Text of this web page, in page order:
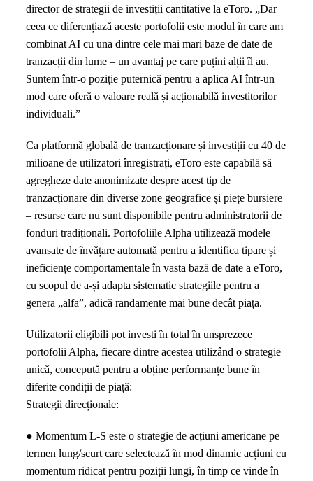
director de strategii de investiții cantitative la eToro. „Dar
ceea ce diferențiază aceste portofolii este modul în care am
combinat AI cu una dintre cele mai mari baze de date de
tranzacții din lume – un avantaj pe care puțini alții îl au.
Suntem într-o poziție puternică pentru a aplica AI într-un
mod care oferă o valoare reală și acționabilă investitorilor
individuali.”
Ca platformă globală de tranzacționare și investiții cu 40 de
milioane de utilizatori înregistrați, eToro este capabilă să
agregheze date anonimizate despre acest tip de
tranzacționare din diverse zone geografice și piețe bursiere
– resurse care nu sunt disponibile pentru administratorii de
fonduri tradiționali. Portofoliile Alpha utilizează modele
avansate de învățare automată pentru a identifica tipare și
ineficiențe comportamentale în vasta bază de date a eToro,
cu scopul de a-și adapta sistematic strategiile pentru a
genera „alfa”, adică randamente mai bune decât piața.
Utilizatorii eligibili pot investi în total în unsprezece
portofolii Alpha, fiecare dintre acestea utilizând o strategie
unică, concepută pentru a obține performanțe bune în
diferite condiții de piață:
Strategii direcționale:
● Momentum L-S este o strategie de acțiuni americane pe
termen lung/scurt care selectează în mod dinamic acțiuni cu
momentum ridicat pentru poziții lungi, în timp ce vinde în